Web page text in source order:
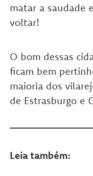
matar a saudade
voltar!
O bom dessas
ficam bem
maioria dos
de Estrasburgo e
Leia também: